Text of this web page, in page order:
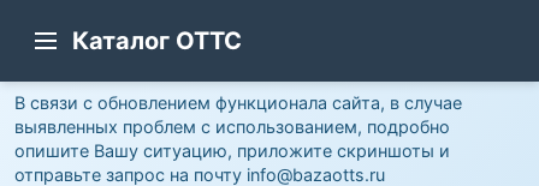
Каталог ОТТС
В связи с обновлением функционала сайта, в случае
выявленных проблем с использованием, подробно
опишите Вашу ситуацию, приложите скриншоты и
отправьте запрос на почту info@bazaotts.ru